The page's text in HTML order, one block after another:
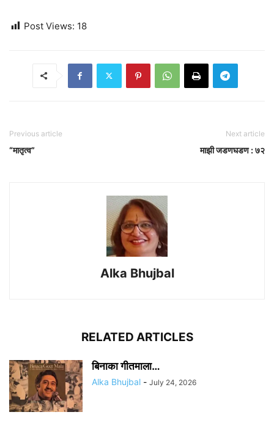
Post Views: 18
Previous article
“मातृत्व”
Next article
माझी जडणघडण : ७२
Alka Bhujbal
RELATED ARTICLES
बिनाका गीतमाला…
Alka Bhujbal - July 24, 2026